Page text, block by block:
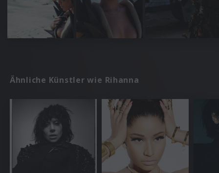
Ähnliche Künstler wie Rihanna